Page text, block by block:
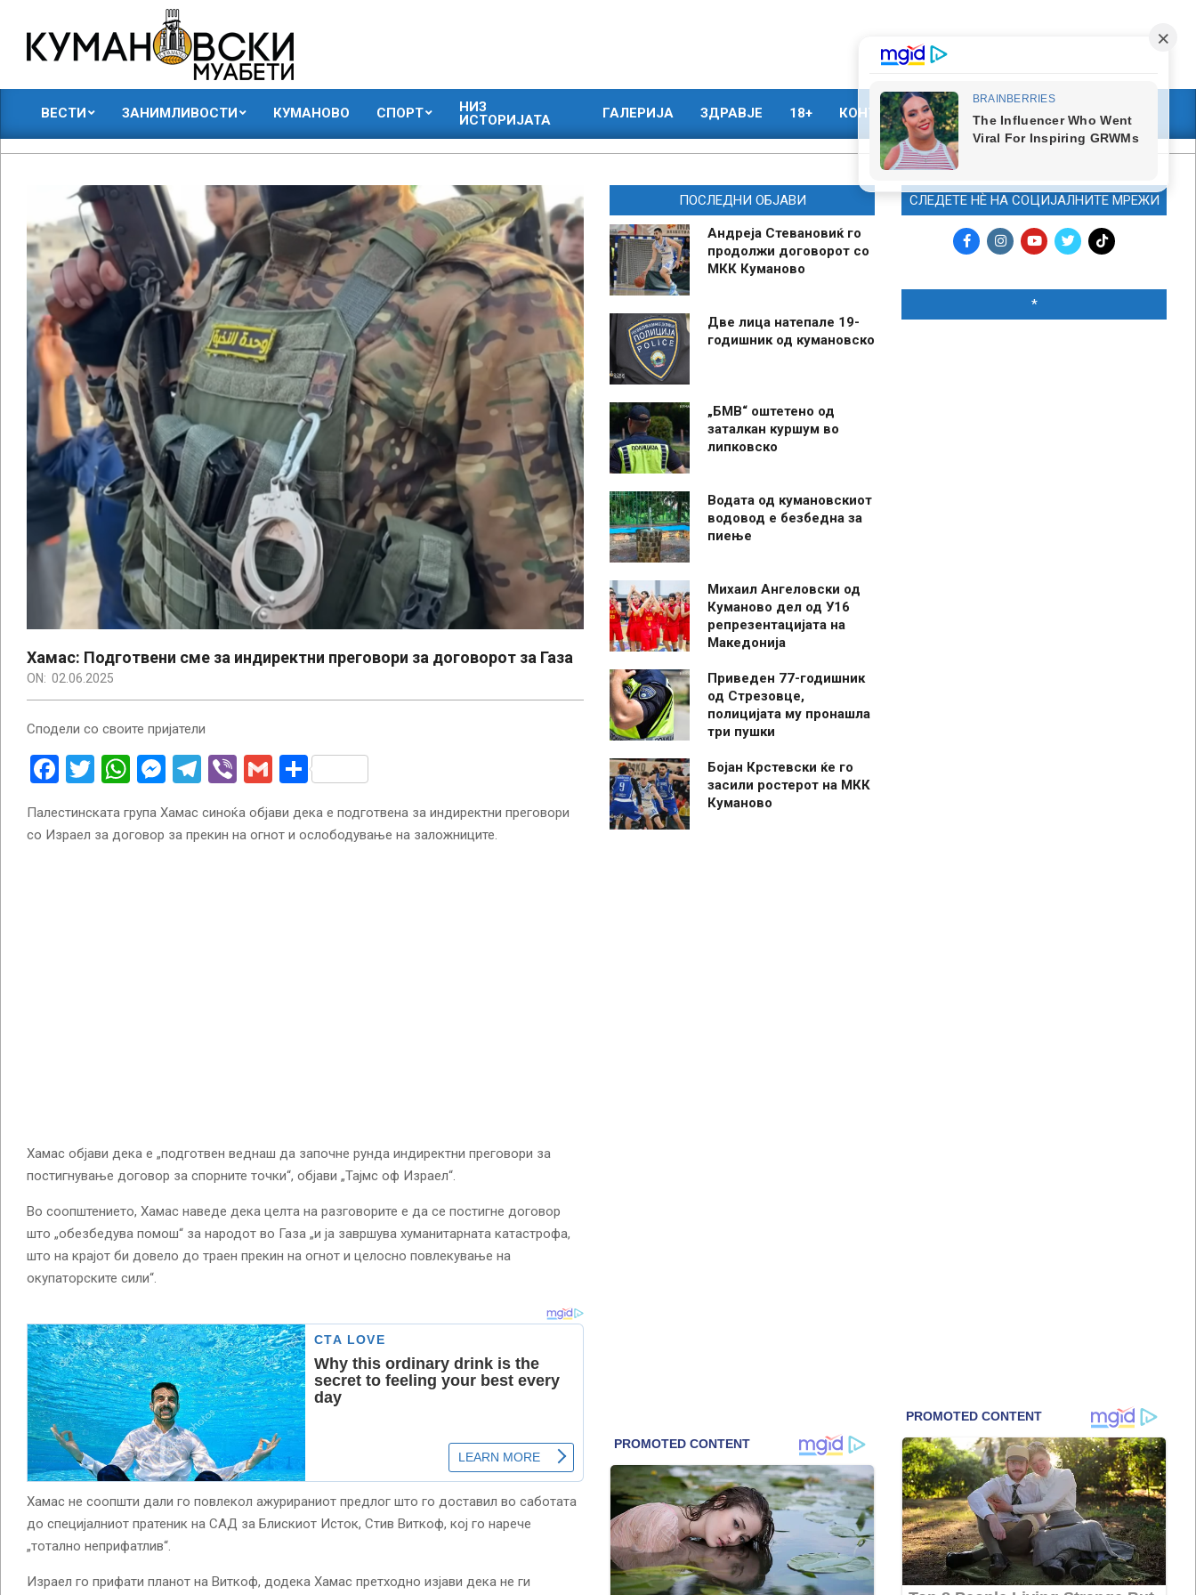
content
КУМАНОВСКИ
МУАБЕТИ
ВЕСТИ ЗАНИМЛИВОСТИ КУМАНОВО СПОРТ
НИЗ
ИСТОРИЈАТА
ГАЛЕРИЈА ЗДРАВЈЕ 18+ КОНТАКТ МАРКЕТИНГ
Хамас: Подготвени сме за индиректни преговори за договорот за Газа
ON: 02.06.2025
Сподели со своите пријатели
Facebook
Twitter
WhatsApp
Messenger
Telegram
ViberGmailShare
Палестинската група Хамас синоќа објави дека е подготвена за индиректни преговори
со Израел за договор за прекин на огнот и ослободување на заложниците.
Хамас објави дека е „подготвен веднаш да започне рунда индиректни преговори за
постигнување договор за спорните точки“, објави „Тајмс оф Израел“.
Во соопштението, Хамас наведе дека целта на разговорите е да се постигне договор
што „обезбедува помош“ за народот во Газа „и ја завршува хуманитарната катастрофа,
што на крајот би довело до траен прекин на огнот и целосно повлекување на
окупаторските сили“.
Хамас не соопшти дали го повлекол ажурираниот предлог што го доставил во саботата
до специјалниот пратеник на САД за Блискиот Исток, Стив Виткоф, кој го нарече
„тотално неприфатлив“.
Израел го прифати планот на Виткоф, додека Хамас претходно изјави дека не ги
ПОСЛЕДНИ ОБЈАВИ
Андреја Стевановиќ го
продолжи договорот со
МКК Куманово
Две лица натепале 19-
годишник од кумановско
„БМВ“ оштетено од
заталкан куршум во
липковско
Водата од кумановскиот
водовод е безбедна за
пиење
Михаил Ангеловски од
Куманово дел од У16
репрезентацијата на
Македонија
Приведен 77-годишник
од Стрезовце,
полицијата му пронашла
три пушки
Бојан Крстевски ќе го
засили ростерот на МКК
Куманово
СЛЕДЕТЕ НЀ НА СОЦИЈАЛНИТЕ МРЕЖИ
*